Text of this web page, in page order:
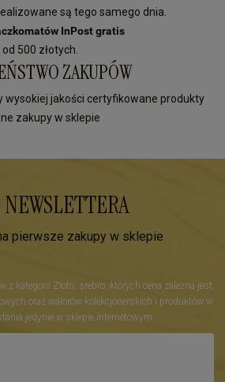
są tego samego dnia.
InPost gratis
500 złotych.
ZAKUPÓW
wysokiej jakości certyfikowane produkty
zakupy w sklepie
pierwsze zakupy w sklepie
z kategorii Złoto, srebro, których cena zależna jest
oraz walorów kolekcjonerskich i produktów w
jedynie w sklepie internetowym.